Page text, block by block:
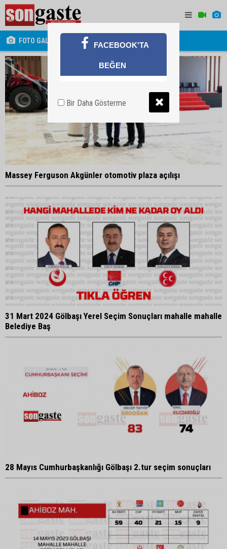
FOTO GALERİ
Massey Ferguson Akgünler otomotiv plaza açılışı
31 Mart 2024 Gölbaşı Yerel Seçim Sonuçları mahalle mahalle
Belediye Baş
28 Mayıs Cumhurbaşkanlığı Gölbaşı 2.tur seçim sonuçları
FACEBOOK'TA
BEĞEN
Bir Daha Gösterme